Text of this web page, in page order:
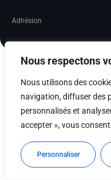
Nous respectons
Nous utilisons des
navigation, diffuser des
personnalisés et
accepter », vous
Personnaliser
Adhésion